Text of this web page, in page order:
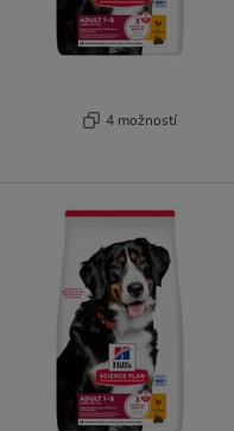
4 možností